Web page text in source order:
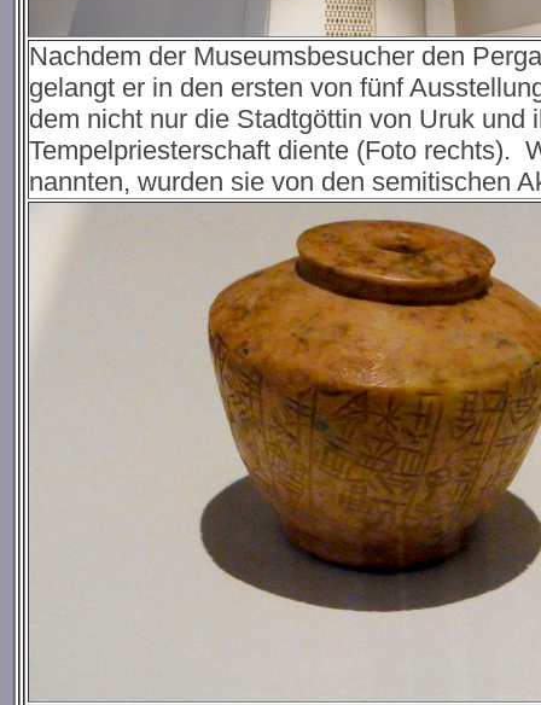
Nachdem der Museumsbesucher den
gelangt er in den ersten von fünf
dem nicht nur die Stadtgöttin von Uruk
Tempelpriesterschaft diente (Foto rechts).
nannten, wurden sie von den semitischen